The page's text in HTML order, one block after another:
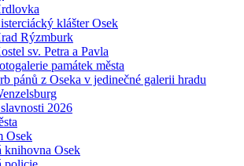
klášter Osek
Rýzmburk
sv. Petra a Pavla
památek města
pánů z Oseka v jedinečné galerii hradu
2026
Osek
knihovna Osek